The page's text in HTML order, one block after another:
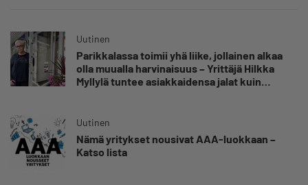
Uutinen
Parikkalassa toimii yhä liike, jollainen alkaa
olla muualla harvinaisuus – Yrittäjä Hilkka
Myllylä tuntee asiakkaidensa jalat kuin
Uutinen
Nämä yritykset nousivat AAA-luokkaan –
Katso lista